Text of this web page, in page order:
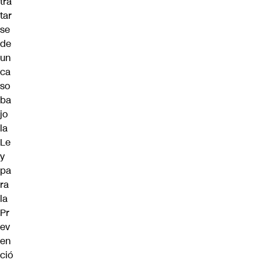
tar
se
de
un
ca
so
ba
jo
la
Le
y
pa
ra
la
Pr
ev
en
ció